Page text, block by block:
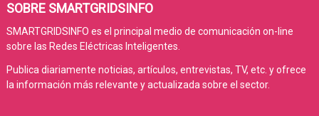
SOBRE SMARTGRIDSINFO
SMARTGRIDSINFO es el principal medio de comunicación on-line
sobre las Redes Eléctricas Inteligentes.
Publica diariamente noticias, artículos, entrevistas, TV, etc. y ofrece
la información más relevante y actualizada sobre el sector.